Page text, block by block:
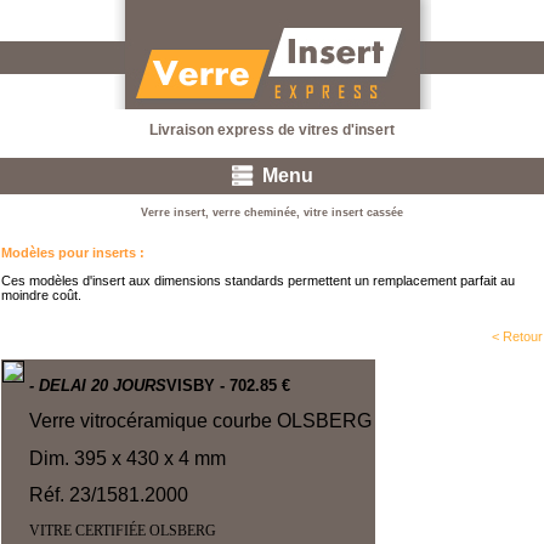
Livraison express de vitres d'insert
Menu
Verre insert, verre cheminée, vitre insert cassée
Modèles pour inserts :
Ces modèles d'insert aux dimensions standards permettent un remplacement parfait au
moindre coût.
< Retour
VISBY
- DELAI 20 JOURS - 702.85 €
Verre vitrocéramique courbe OLSBERG
Dim. 395 x 430 x 4 mm
Réf. 23/1581.2000
VITRE CERTIFIÉE OLSBERG